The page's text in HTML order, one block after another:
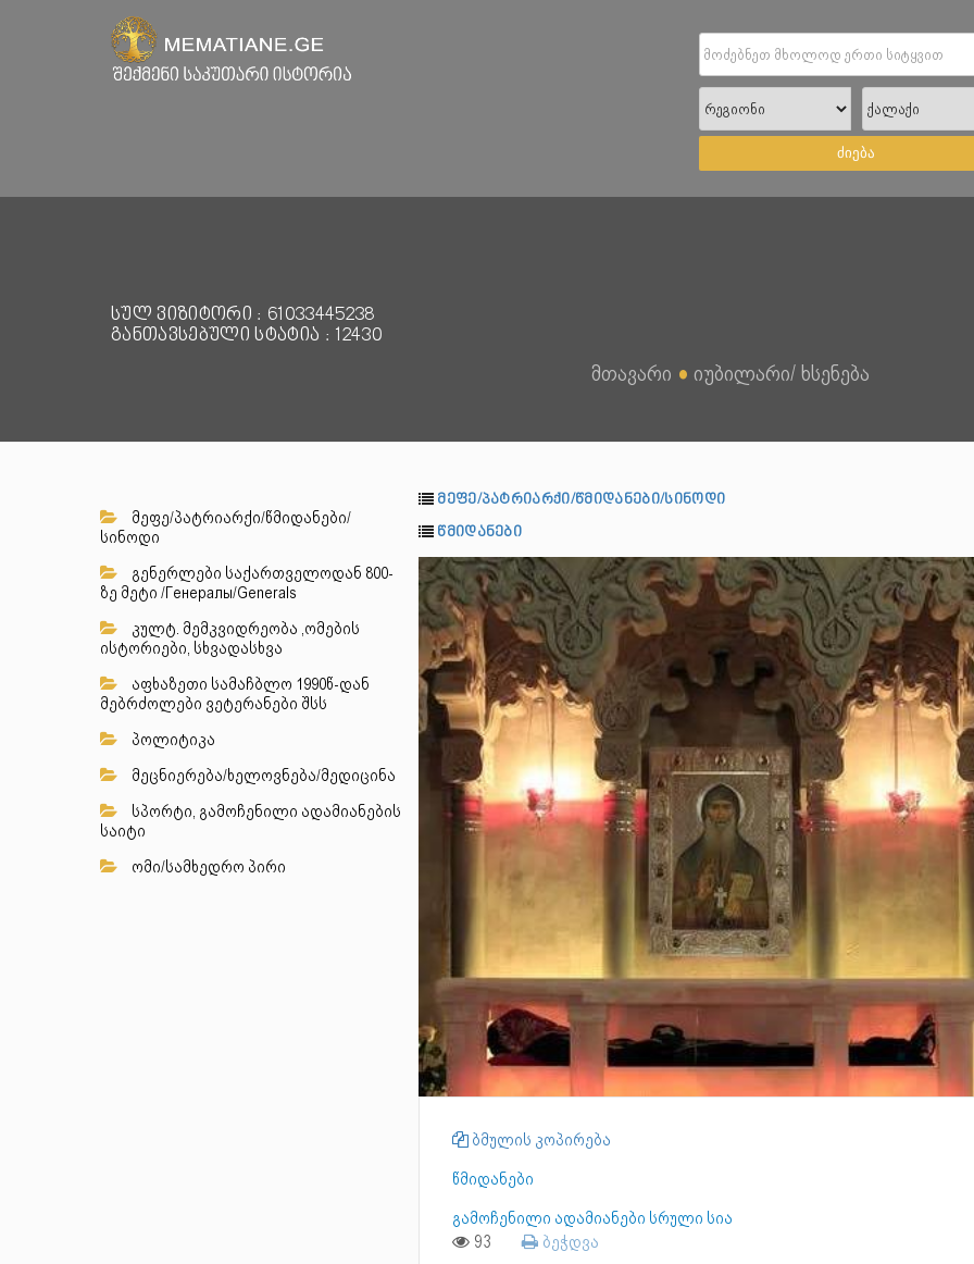
ძიება
სულ ვიზიტორი : 61033445238
განთავსებული სტატია : 12430
მთავარი ● იუბილარი/ ხსენება
მეფე/პატრიარქი/წმიდანები/
სინოდი
გენერლები საქართველოდან 800-
ზე მეტი /Генералы/Generals
კულტ. მემკვიდრეობა ,ომების
ისტორიები, სხვადასხვა
აფხაზეთი სამაჩბლო 1990წ-დან
მებრძოლები ვეტერანები შსს
პოლიტიკა
მეცნიერება/ხელოვნება/მედიცინა
სპორტი, გამოჩენილი ადამიანების
საიტი
ომი/სამხედრო პირი
მეფე/პატრიარქი/წმიდანები/სინოდი
წმიდანები
ბმულის კოპირება
წმიდანები
გამოჩენილი ადამიანები სრული სია
93 ბეჭდვა